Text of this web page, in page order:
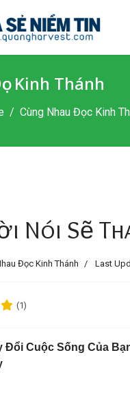
Kinh Thánh
Cùng Nhau Đọc Kinh
Nói Sẽ
Đọc Kinh Thánh Last
(1)
Đổi Cuộc Sống Của